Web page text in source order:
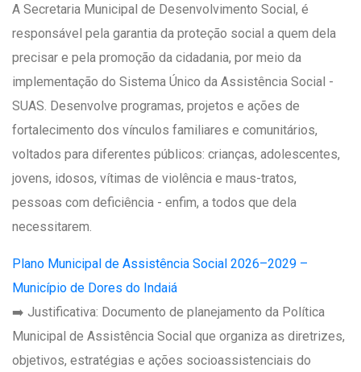
A Secretaria Municipal de Desenvolvimento Social, é
responsável pela garantia da proteção social a quem dela
precisar e pela promoção da cidadania, por meio da
implementação do Sistema Único da Assistência Social -
SUAS. Desenvolve programas, projetos e ações de
fortalecimento dos vínculos familiares e comunitários,
voltados para diferentes públicos: crianças, adolescentes,
jovens, idosos, vítimas de violência e maus-tratos,
pessoas com deficiência - enfim, a todos que dela
necessitarem.
Plano Municipal de Assistência Social 2026–2029 –
Município de Dores do Indaiá
➡️ Justificativa: Documento de planejamento da Política
Municipal de Assistência Social que organiza as diretrizes,
objetivos, estratégias e ações socioassistenciais do